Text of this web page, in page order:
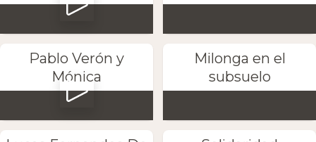
Pablo Verón y
Mónica
Milonga en el
subsuelo